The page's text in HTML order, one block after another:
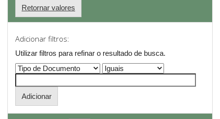
Retornar valores
Adicionar filtros:
Utilizar filtros para refinar o resultado de busca.